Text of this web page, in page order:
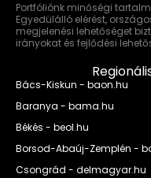
Portfóliónk minőségi
Egyedülálló elérést,
megjelenési lehetőséget
irányokat és fejlődési
Bács-Kiskun - baon.hu
Baranya - bama.hu
Békés - beol.hu
Borsod-Abaúj-Zemplén -
Csongrád - delmagyar.hu